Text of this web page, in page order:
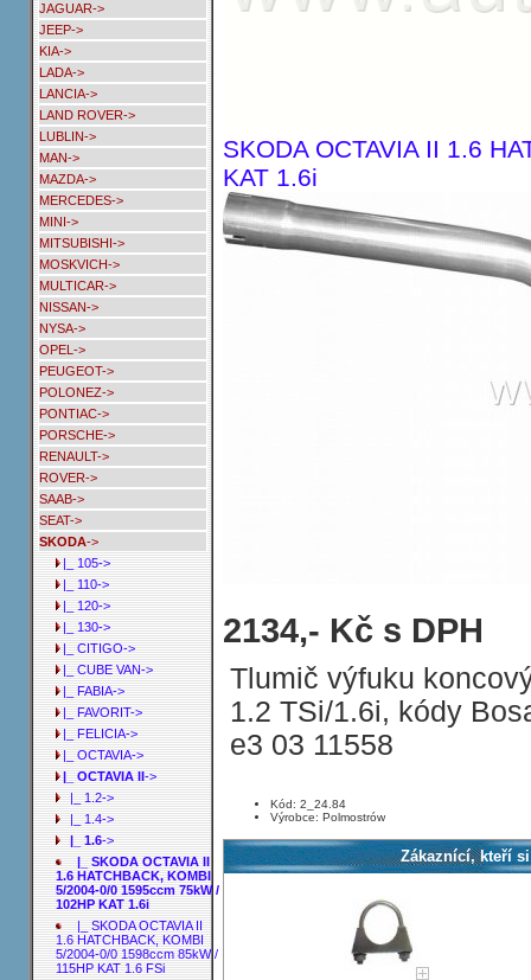
JAGUAR->
JEEP->
KIA->
LADA->
LANCIA->
LAND ROVER->
LUBLIN->
MAN->
MAZDA->
MERCEDES->
MINI->
MITSUBISHI->
MOSKVICH->
MULTICAR->
NISSAN->
NYSA->
OPEL->
PEUGEOT->
POLONEZ->
PONTIAC->
PORSCHE->
RENAULT->
ROVER->
SAAB->
SEAT->
SKODA->
|_ 105->
|_ 110->
|_ 120->
|_ 130->
|_ CITIGO->
|_ CUBE VAN->
|_ FABIA->
|_ FAVORIT->
|_ FELICIA->
|_ OCTAVIA->
|_ OCTAVIA II ->
|_ 1.2->
|_ 1.4->
|_ 1.6->
|_ SKODA OCTAVIA II
1.6 HATCHBACK, KOMBI
5/2004-0/0 1595ccm 75kW /
102HP KAT 1.6i
|_ SKODA OCTAVIA II
1.6 HATCHBACK, KOMBI
5/2004-0/0 1598ccm 85kW /
115HP KAT 1.6 FSi
SKODA OCTAVIA II 1.6
KAT 1.6i
Tlumič výfuku koncový SKODA
2134,- Kč s DPH
Tlumič výfuku
1.2 TSi/1.6i, kódy
e3 03 11558
Kód: 2_24.84
Výrobce: Polmostrów
Zákaznící, kteří